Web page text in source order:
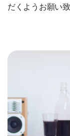
だくようお願い致